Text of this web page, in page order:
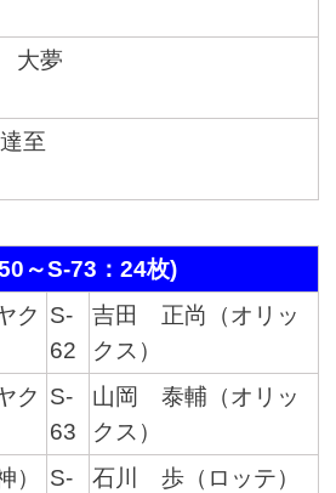
大夢
至
～S-73：24枚)
ク S-
62
吉田 正尚（オリッ
クス）
ク S-
63
山岡 泰輔（オリッ
クス）
S-
石川 歩（ロッテ）